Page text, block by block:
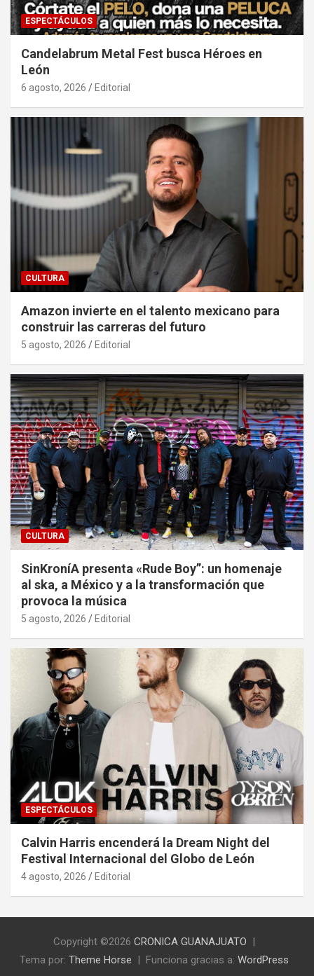
ESPECTÁCULOS
Candelabrum Metal Fest busca Héroes en
León
6 agosto, 2026 Editorial
CULTURA
Amazon invierte en el talento mexicano para
construir las carreras del futuro
5 agosto, 2026 Editorial
CULTURA
SinKroníA presenta «Rude Boy”: un homenaje
al ska, a México y a la transformación que
provoca la música
5 agosto, 2026 Editorial
ESPECTÁCULOS
Calvin Harris encenderá la Dream Night del
Festival Internacional del Globo de León
4 agosto, 2026 Editorial
Copyright ©2026 CRONICA GUANAJUATO
Tema por: Theme Horse Funciona gracias a: WordPress